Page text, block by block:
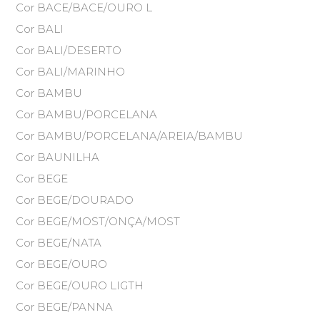
Cor BACE/BACE/OURO L
Cor BALI
Cor BALI/DESERTO
Cor BALI/MARINHO
Cor BAMBU
Cor BAMBU/PORCELANA
Cor BAMBU/PORCELANA/AREIA/BAMBU
Cor BAUNILHA
Cor BEGE
Cor BEGE/DOURADO
Cor BEGE/MOST/ONÇA/MOST
Cor BEGE/NATA
Cor BEGE/OURO
Cor BEGE/OURO LIGTH
Cor BEGE/PANNA